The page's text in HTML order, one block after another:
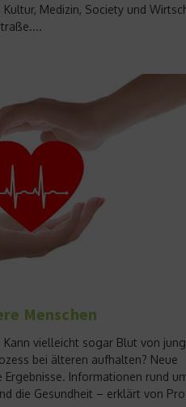
Medizin, Society und
Menschen
Kann vielleicht sogar Blut von
bei älteren aufhalten? Neue
Informationen rund
die Gesundheit – erklärt von